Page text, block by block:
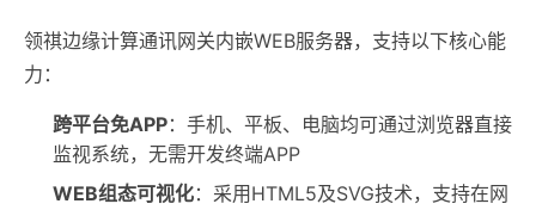
领祺边缘计算通讯网关内嵌WEB服务器，支持以下核心能
力：
跨平台免APP：手机、平板、电脑均可通过浏览器直接
监视系统，无需开发终端APP
WEB组态可视化：采用HTML5及SVG技术，支持在网